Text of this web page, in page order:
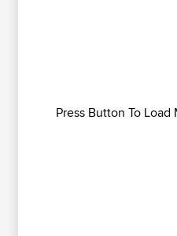
Press Button To Load